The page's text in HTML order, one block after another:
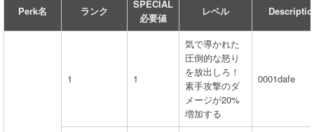
Perk名 ランク
SPECIAL
必要値
レベル
1 1
気で導かれた
圧倒的な怒り
を放出しろ！
素手攻撃のダ
メージが20%
増加する
0001dafe